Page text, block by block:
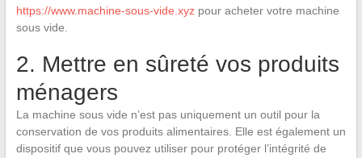
https://www.machine-sous-vide.xyzpour acheter votre machine
sous vide.
2. Mettre en sûreté vos produits
ménagers
La machine sous vide n’est pas uniquement un outil pour la
conservation de vos produits alimentaires. Elle est également un
dispositif que vous pouvez utiliser pour protéger l’intégrité de